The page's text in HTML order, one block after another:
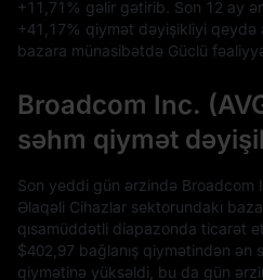
+11,71% gəlir gətirib. Son 12 ay
+41,17% qiymət dəyişikliyi qeydə
bazara münasibətdə Güclü
Broadcom Inc.
səhm qiymət
Son yeddi gün ərzində Broadcom
Əlaqəli Cihazlar sektorundakı
qısamüddətli diapazonda ticarət
$402,97 bağlanış qiymətindən ən
qiymətinə yüksəldi, bu da gün